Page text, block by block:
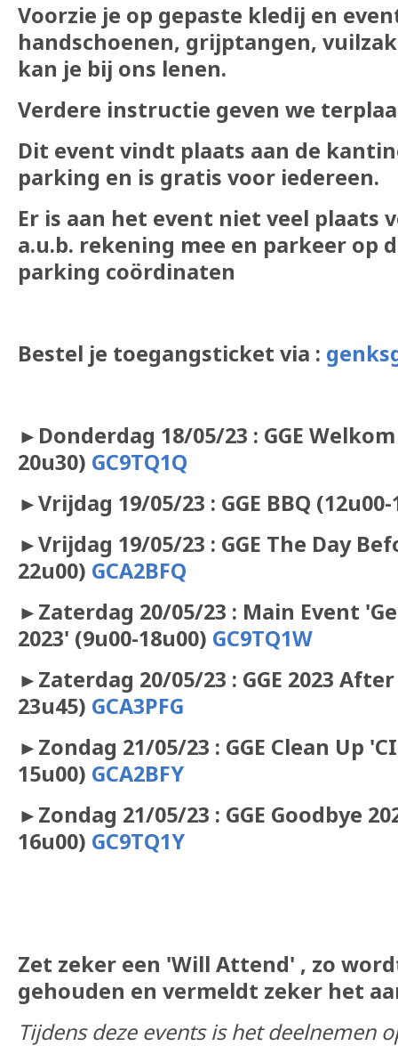
Voorzie je op gepaste kledij en
handschoenen, grijptangen,
kan je bij ons lenen.
Verdere instructie geven we
Dit event vindt plaats aan de
parking en is gratis voor iedereen.
Er is aan het event niet veel plaats
a.u.b. rekening mee en parkeer op
parking coördinaten
Bestel je toegangsticket via :
►Donderdag 18/05/23 : GGE Welkom
20u30) GC9TQ1Q
►Vrijdag 19/05/23 : GGE BBQ
►Vrijdag 19/05/23 : GGE The Day
22u00) GCA2BFQ
►Zaterdag 20/05/23 : Main Event
2023' (9u00-18u00) GC9TQ1W
►Zaterdag 20/05/23 : GGE 2023
23u45) GCA3PFG
►Zondag 21/05/23 : GGE Clean Up
15u00) GCA2BFY
►Zondag 21/05/23 : GGE Goodbye
16u00) GC9TQ1Y
Zet zeker een 'Will Attend' , zo
gehouden en vermeldt zeker het
​Tijdens deze events is het deelnemen